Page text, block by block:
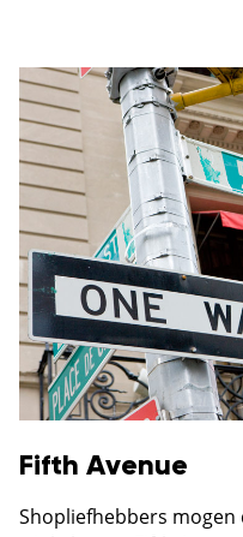
Fifth Avenue
Shopliefhebbers